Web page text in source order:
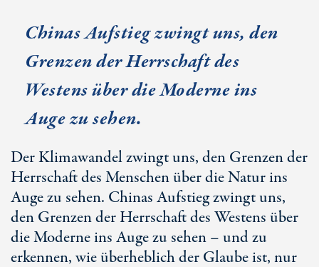
Chinas Aufstieg zwingt uns, den
Grenzen der Herrschaft des
Westens über die Moderne ins
Auge zu sehen.
Der Klimawandel zwingt uns, den Grenzen der
Herrschaft des Menschen über die Natur ins
Auge zu sehen. Chinas Aufstieg zwingt uns,
den Grenzen der Herrschaft des Westens über
die Moderne ins Auge zu sehen – und zu
erkennen, wie überheblich der Glaube ist, nur